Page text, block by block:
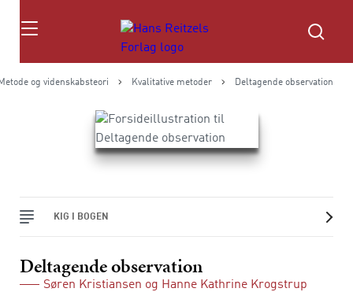
Søg
og videnskabsteori Kvalitative metoder Deltagende observation
KIG I BOGEN
Deltagende observation
Søren Kristiansen og Hanne Kathrine Krogstrup